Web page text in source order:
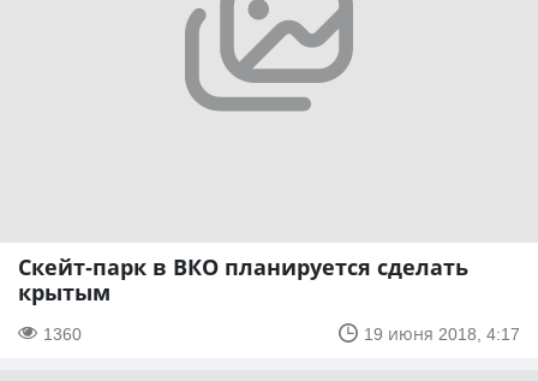
Скейт-парк в ВКО планируется сделать
крытым
1360 19 июня 2018, 4:17